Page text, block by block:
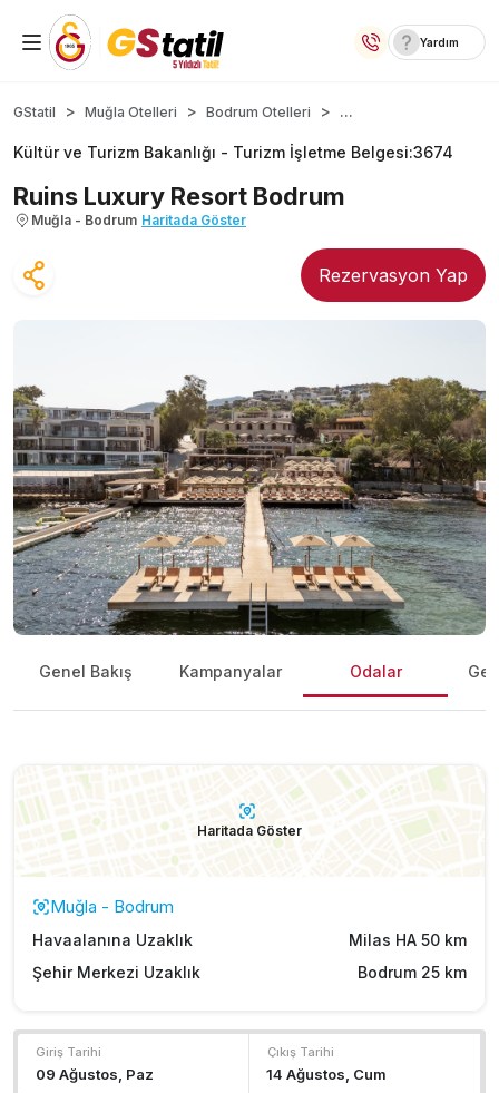
Yurt İçi Oteller
Temalı Oteller
Kıbrıs Otelleri
Taraftar Otelleri
Yardım
GStatil Muğla Otelleri Bodrum Otelleri ...
Kültür ve Turizm Bakanlığı - Turizm İşletme Belgesi:3674
Ruins Luxury Resort Bodrum
Muğla - Bodrum Haritada Göster
Rezervasyon Yap
Genel Bakış Kampanyalar Odalar
Haritada Göster
Muğla - Bodrum
Havaalanına Uzaklık
Milas HA 50 km
Şehir Merkezi Uzaklık
Bodrum 25 km
Giriş Tarihi Çıkış Tarihi